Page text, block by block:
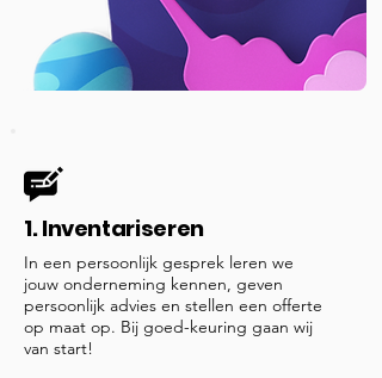
1. Inventariseren
In een persoonlijk gesprek leren we
jouw onderneming kennen, geven
persoonlijk advies en stellen een offerte
op maat op. Bij goed-keuring gaan wij
van start!